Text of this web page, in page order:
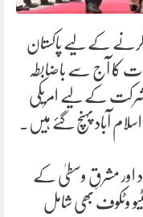
کرنے کے لیے پاکستان
کا آج سے باضابطہ
کے لیے امریکی
آباد پہنچ گئے ہیں۔
اور مشرقِ وسطیٰ کے
وٹکوف بھی شامل